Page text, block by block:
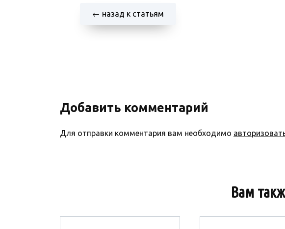
← назад к статьям
Добавить комментарий
Для отправки комментария вам необходимо
Вам